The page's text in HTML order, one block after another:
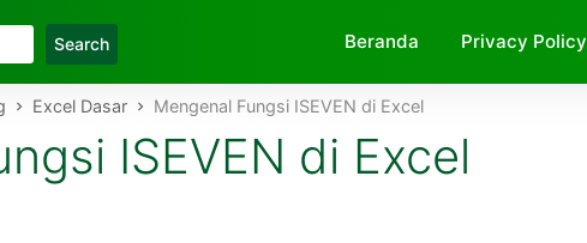
Skip to main content Beranda Privacy Policy
Excel Dasar Mengenal Fungsi ISEVEN di Excel
ISEVEN di Excel